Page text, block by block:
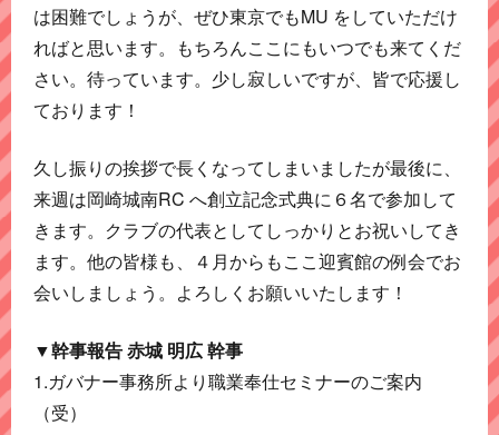
は困難でしょうが、ぜひ東京でもMU をしていただけ
ればと思います。もちろんここにもいつでも来てくだ
さい。待っています。少し寂しいですが、皆で応援し
ております！
久し振りの挨拶で長くなってしまいましたが最後に、
来週は岡崎城南RC へ創立記念式典に６名で参加して
きます。クラブの代表としてしっかりとお祝いしてき
ます。他の皆様も、４月からもここ迎賓館の例会でお
会いしましょう。よろしくお願いいたします！
▼幹事報告 赤城 明広 幹事
1.ガバナー事務所より職業奉仕セミナーのご案内
（受）